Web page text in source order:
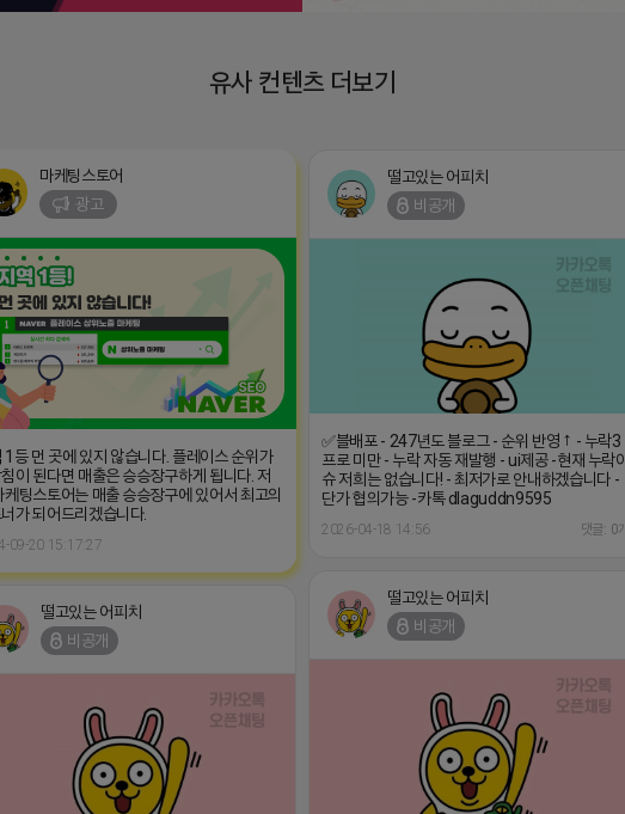
유사 컨텐츠 더보기
마케팅스토어
광고
1등 먼 곳에 있지 않습니다. 플레이스 순위가
이 된다면 매출은 승승장구하게 됩니다. 저
케팅스토어는 매출 승승장구에 있어서 최고의
가 되어드리겠습니다.
09-20 15:17:27
떨고있는 어피치
비공개
✅블배포 - 247년도 블로그 - 순위 반영 ↑ - 누락3
프로 미만 - 누락 자동 재발행 - ui제공 -현재 누락이
슈 저희는 없습니다! - 최저가로 안내하겠습니다 -
단가 협의가능 -카톡 dlaguddn9595
2026-04-18 14:56 댓글: 0개
떨고있는 어피치
비공개
떨고있는 어피치
비공개